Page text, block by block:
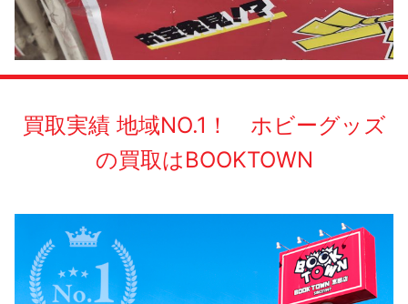
買取実績 地域NO.1！ ホビーグッズ
の買取はBOOKTOWN